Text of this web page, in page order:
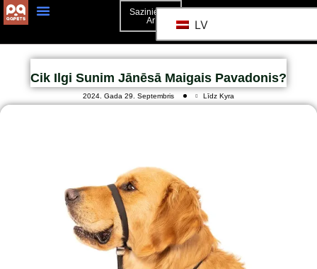
Sazinieties
Ar
LV
Cik Ilgi Sunim Jānēsā Maigais Pavadonis?
2024. Gada 29. Septembris Līdz Kyra